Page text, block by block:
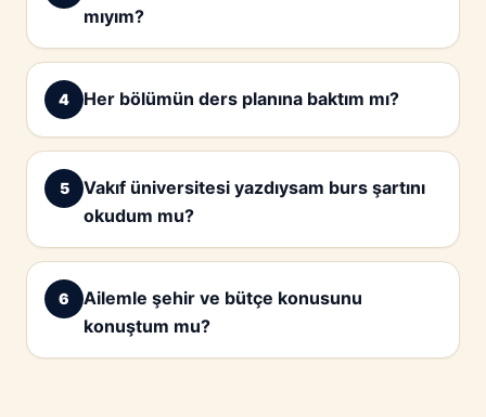
mıyım?
4 Her bölümün ders planına baktım mı?
5
Vakıf üniversitesi yazdıysam burs şartını
okudum mu?
6
Ailemle şehir ve bütçe konusunu
konuştum mu?